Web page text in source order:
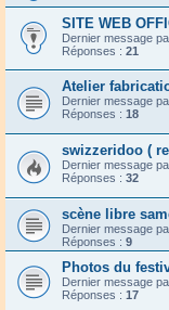
SITE WEB
Dernier message
Réponses : 21
Atelier
Dernier message
Réponses : 18
swizzeridoo (
Dernier message
Réponses : 32
scène libre
Dernier message
Réponses : 9
Photos du
Dernier message
Réponses : 17